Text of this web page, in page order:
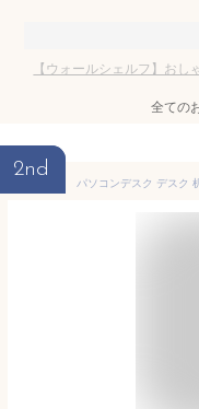
【ウォールシェルフ】おし
全ての
2nd